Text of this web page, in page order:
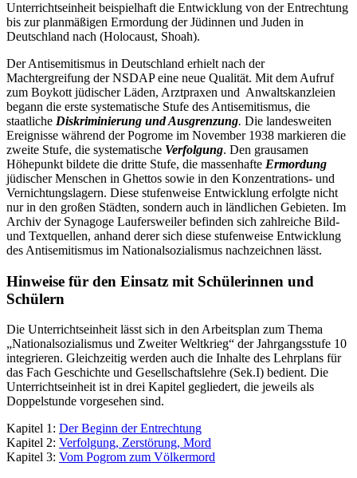
Unterrichtseinheit beispielhaft die Entwicklung von der Entrechtung
bis zur planmäßigen Ermordung der Jüdinnen und Juden in
Deutschland nach (Holocaust, Shoah).
Der Antisemitismus in Deutschland erhielt nach der
Machtergreifung der NSDAP eine neue Qualität. Mit dem Aufruf
zum Boykott jüdischer Läden, Arztpraxen und Anwaltskanzleien
begann die erste systematische Stufe des Antisemitismus, die
staatliche Diskriminierung und Ausgrenzung. Die landesweiten
Ereignisse während der Pogrome im November 1938 markieren die
zweite Stufe, die systematische Verfolgung. Den grausamen
Höhepunkt bildete die dritte Stufe, die massenhafte Ermordung
jüdischer Menschen in Ghettos sowie in den Konzentrations- und
Vernichtungslagern. Diese stufenweise Entwicklung erfolgte nicht
nur in den großen Städten, sondern auch in ländlichen Gebieten. Im
Archiv der Synagoge Laufersweiler befinden sich zahlreiche Bild-
und Textquellen, anhand derer sich diese stufenweise Entwicklung
des Antisemitismus im Nationalsozialismus nachzeichnen lässt.
Hinweise für den Einsatz mit Schülerinnen und
Schülern
Die Unterrichtseinheit lässt sich in den Arbeitsplan zum Thema
„Nationalsozialismus und Zweiter Weltkrieg“ der Jahrgangsstufe 10
integrieren. Gleichzeitig werden auch die Inhalte des Lehrplans für
das Fach Geschichte und Gesellschaftslehre (Sek.I) bedient. Die
Unterrichtseinheit ist in drei Kapitel gegliedert, die jeweils als
Doppelstunde vorgesehen sind.
Kapitel 1: Der Beginn der Entrechtung
Kapitel 2: Verfolgung, Zerstörung, Mord
Kapitel 3: Vom Pogrom zum Völkermord